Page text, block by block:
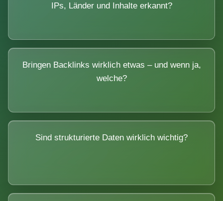
IPs, Länder und Inhalte erkannt?
Bringen Backlinks wirklich etwas – und wenn ja,
welche?
Sind strukturierte Daten wirklich wichtig?